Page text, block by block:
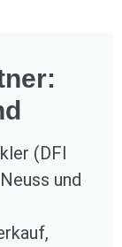
(DFI
und